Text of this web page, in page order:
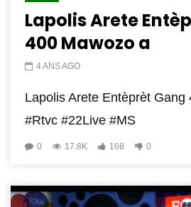
Lapolis Arete
400 Mawozo a
4 ANS AGO
Lapolis Arete Entèprèt Gang
#Rtvc #22Live #MS
0 17.8K 168 0